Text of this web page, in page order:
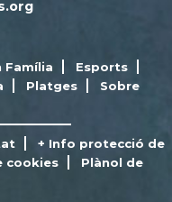
Família
Esports
Platges
Sobre
+ Info protecció de
cookies
Plànol de